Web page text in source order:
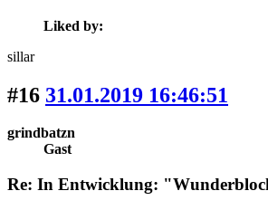
Liked by:
sillar
#16 31.01.2019 16:46:51
grindbatzn
Gast
Re: In Entwicklung: